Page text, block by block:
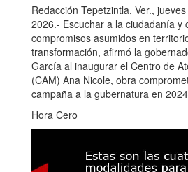
Redacción Tepetzintla, Ver.,
2026.- Escuchar a la ciudadanía y
compromisos asumidos en
transformación, afirmó la
García al inaugurar el Centro de
(CAM) Ana Nicole, obra
campaña a la gubernatura en
Hora Cero